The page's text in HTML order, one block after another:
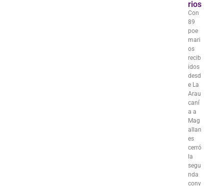
rios
Con
89
poe
mari
os
recib
idos
desd
e La
Arau
caní
a a
Mag
allan
es
cerró
la
segu
nda
conv